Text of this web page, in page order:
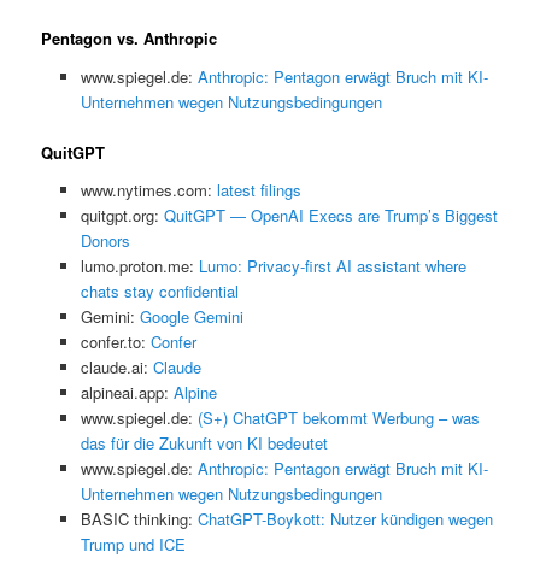
Pentagon vs. Anthropic
www.spiegel.de: Anthropic: Pentagon erwägt Bruch mit KI-
Unternehmen wegen Nutzungsbedingungen
QuitGPT
www.nytimes.com: latest filings
quitgpt.org: QuitGPT — OpenAI Execs are Trump’s Biggest
Donors
lumo.proton.me: Lumo: Privacy-first AI assistant where
chats stay confidential
Gemini: ‎Google Gemini
confer.to: Confer
claude.ai: Claude
alpineai.app: Alpine
www.spiegel.de: (S+) ChatGPT bekommt Werbung – was
das für die Zukunft von KI bedeutet
www.spiegel.de: Anthropic: Pentagon erwägt Bruch mit KI-
Unternehmen wegen Nutzungsbedingungen
BASIC thinking: ChatGPT-Boykott: Nutzer kündigen wegen
Trump und ICE